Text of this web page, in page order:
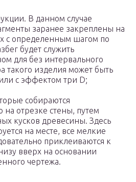
В данном случае
заранее закреплены на
с определенным шагом по
будет служить
для без интервального
такого изделия может быть
с эффектом три D;
собираются
на отрезке стены, путем
кусков древесины. Здесь
на месте, все мелкие
приклеиваются к
вверх на основании
чертежа.